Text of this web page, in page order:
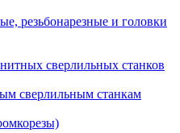
резьбонарезные и головки
сверлильных станков
сверлильным станкам